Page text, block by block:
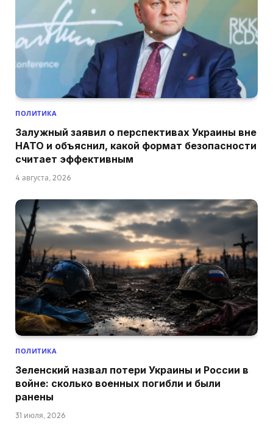
ПОЛИТИКА
Залужный заявил о перспективах Украины вне
НАТО и объяснил, какой формат безопасности
считает эффективным
4 августа, 2026
ПОЛИТИКА
Зеленский назвал потери Украины и России в
войне: сколько военных погибли и были
ранены
31 июля, 2026